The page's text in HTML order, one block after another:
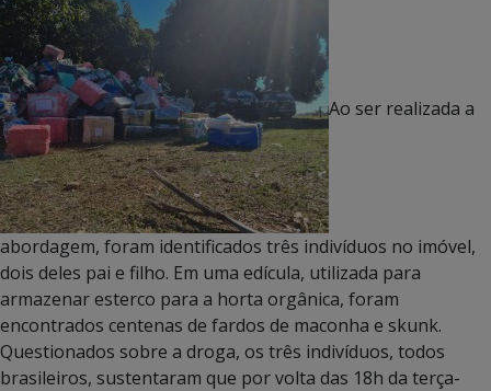
Ao ser realizada a
abordagem, foram identificados três indivíduos no imóvel,
dois deles pai e filho. Em uma edícula, utilizada para
armazenar esterco para a horta orgânica, foram
encontrados centenas de fardos de maconha e skunk.
Questionados sobre a droga, os três indivíduos, todos
brasileiros, sustentaram que por volta das 18h da terça-